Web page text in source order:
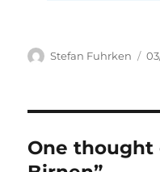
Author
Stefan Fuhrken
One thought